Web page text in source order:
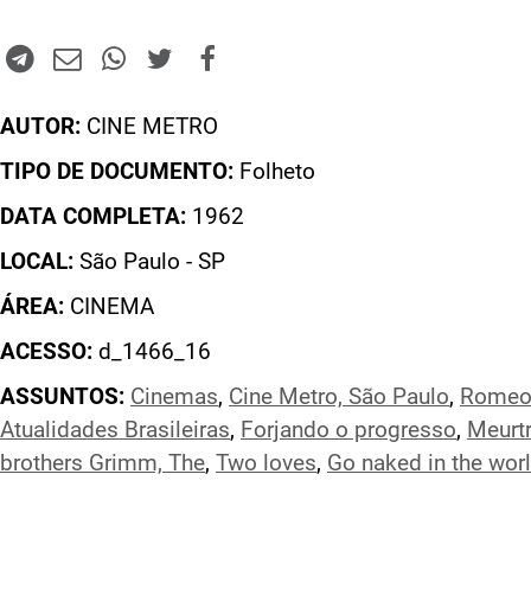
AUTOR: CINE METRO
TIPO DE DOCUMENTO: Folheto
DATA COMPLETA: 1962
LOCAL: São Paulo - SP
ÁREA: CINEMA
ACESSO: d_1466_16
ASSUNTOS: Cinemas, Cine Metro, São Paulo,
Atualidades Brasileiras, Forjando o progresso,
brothers Grimm, The, Two loves, Go naked in the